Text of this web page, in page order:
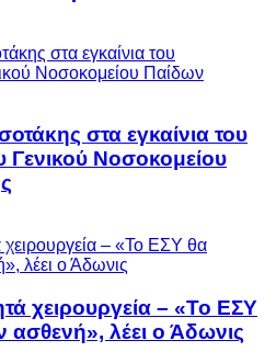
στα εγκαίνια του
Γενικού Νοσοκομείου
χειρουργεία – «Το ΕΣΥ
ασθενή», λέει ο Άδωνις